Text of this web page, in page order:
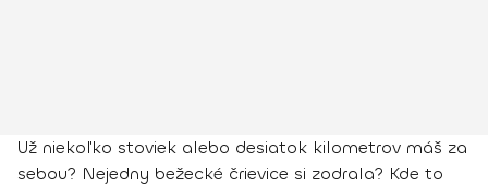
Už niekoľko stoviek alebo desiatok kilometrov máš za
sebou? Nejedny bežecké črievice si zodrala? Kde to